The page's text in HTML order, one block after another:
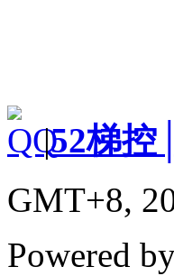
|52梯控
GMT+8,
Powered